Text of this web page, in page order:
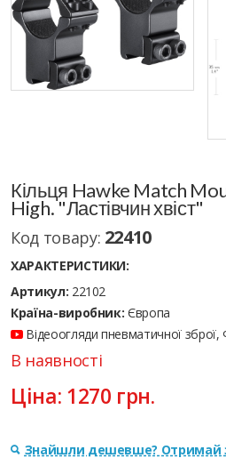
Кільця Hawke Match
High. "Ластівчин хвіст"
Код товару: 22410
ХАРАКТЕРИСТИКИ:
Артикул: 22102
Країна-виробник: Європа
Відеоогляди пневматичної зброї,
В наявності
Ціна: 1270 грн.
Знайшли дешевше? Отримай